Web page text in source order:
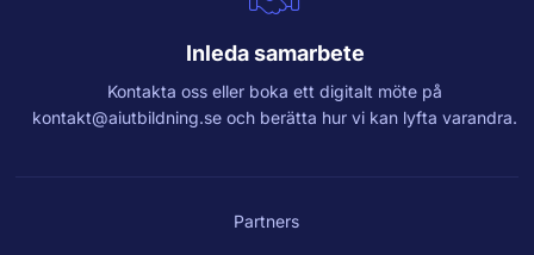
Inleda samarbete
Kontakta oss eller boka ett digitalt möte på
kontakt@aiutbildning.se och berätta hur vi kan lyfta varandra.
Partners